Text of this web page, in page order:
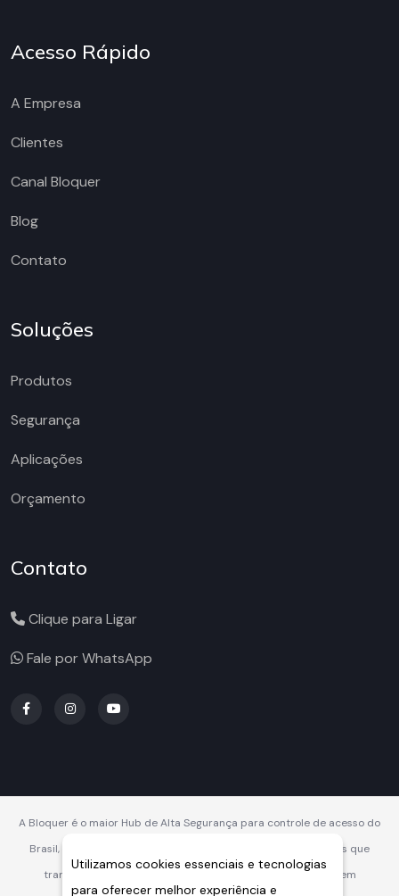
Acesso Rápido
A Empresa
Clientes
Canal Bloquer
Blog
Contato
Soluções
Produtos
Segurança
Aplicações
Orçamento
Contato
Clique para Ligar
Fale por WhatsApp
A Bloquer é o maior Hub de Alta Segurança para controle de acesso do
Brasil, oferecendo soluções integradas, robustas e inteligentes que
transformam a segurança veicular e perimetral em vantagem
Utilizamos cookies essenciais e tecnologias
para oferecer melhor experiência e